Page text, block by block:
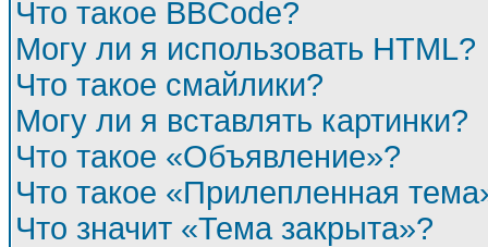
Что такое BBCode?
Могу ли я использовать HTML?
Что такое смайлики?
Могу ли я вставлять картинки?
Что такое «Объявление»?
Что такое «Прилепленная
Что значит «Тема закрыта»?